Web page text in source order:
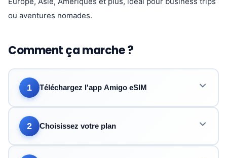
ou aventures nomades.
Comment ça marche ?
1 Téléchargez l'app Amigo eSIM
2 Choisissez votre plan